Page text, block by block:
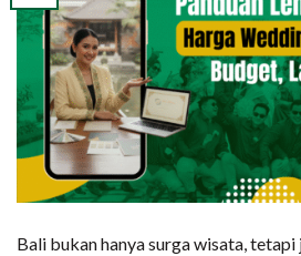
Bali bukan hanya surga wisata,